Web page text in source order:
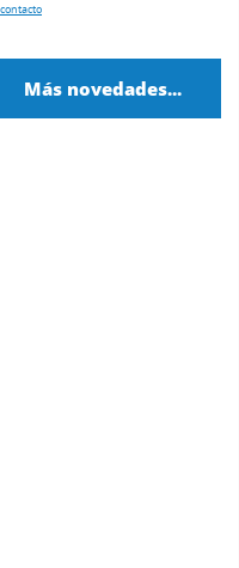
contacto
Más novedades...